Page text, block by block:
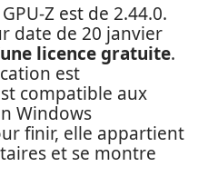
Z est de 2.44.0.
date de 20 janvier
une licence gratuite.
est
compatible aux
Windows
finir, elle appartient
et se montre